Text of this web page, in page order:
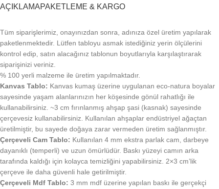
AÇIKLAMAPAKETLEME & KARGO
Tüm siparişlerimiz, onayınızdan sonra, adınıza özel üretim yapılarak
paketlenmektedir. Lütfen tabloyu asmak istediğiniz yerin ölçülerini
kontrol edip, satın alacağınız tablonun boyutlarıyla karşılaştırarak
siparişinizi veriniz.
% 100 yerli malzeme ile üretim yapılmaktadır.
Kanvas Tablo: Kanvas kumaş üzerine uygulanan eco-natura boyalar
sayesinde yaşam alanlarınızın her köşesinde gönül rahatlığı ile
kullanabilirsiniz. ~3 cm fırınlanmış ahşap şasi (kasnak) sayesinde
çerçevesiz kullanabilirsiniz. Kullanılan ahşaplar endüstriyel ağaçtan
üretilmiştir, bu sayede doğaya zarar vermeden üretim sağlanmıştır.
Çerçeveli Cam Tablo: Kullanılan 4 mm ekstra parlak cam, darbeye
dayanıklı (temperli) ve uzun ömürlüdür. Baskı yüzeyi camın arka
tarafında kaldığı için kolayca temizliğini yapabilirsiniz. 2×3 cm’lik
çerçeve ile daha güvenli hale getirilmiştir.
Çerçeveli Mdf Tablo: 3 mm mdf üzerine yapılan baskı ile gerçekçi